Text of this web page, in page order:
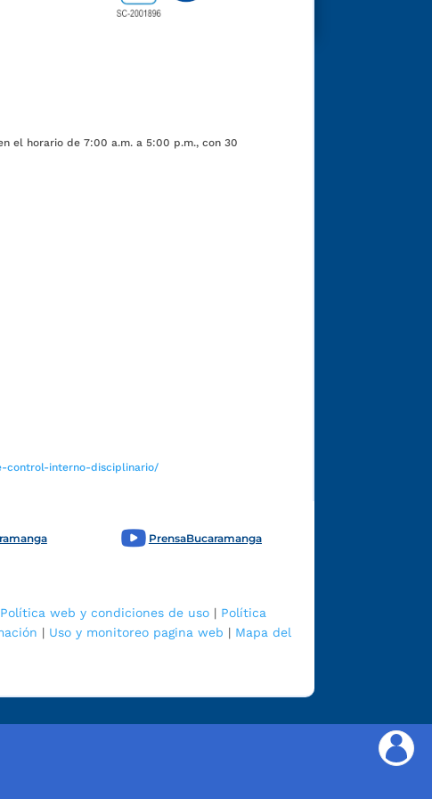
el horario de 7:00 a.m. a 5:00 p.m., con 30
control-interno-disciplinario/
PrensaBucaramanga
Política web y condiciones de uso | Política
| Uso y monitoreo pagina web | Mapa del